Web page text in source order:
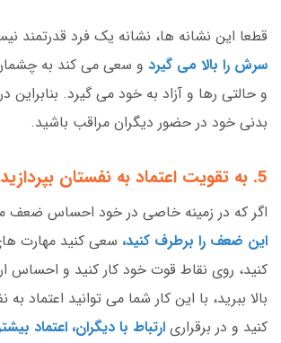
قطعا این نشانه ها، نشانه یک فرد قدرتمند
سرش را بالا می گیرد و سعی می کند به چشمان
و حالتی رها و آزاد به خود می گیرد.
بدنی خود در حضور دیگران مراقب باشید.
5. به تقویت اعتماد به نفستان بپردازید
اگر که در زمینه خاصی در خود احساس ضعف
این ضعف را برطرف کنید، سعی کنید مهارت
کنید، روی نقاط قوت خود کار کنید و احساس
بالا ببرید، با این کار شما می توانید اعتماد
کنید و در برقراری ارتباط با دیگران، اعتماد